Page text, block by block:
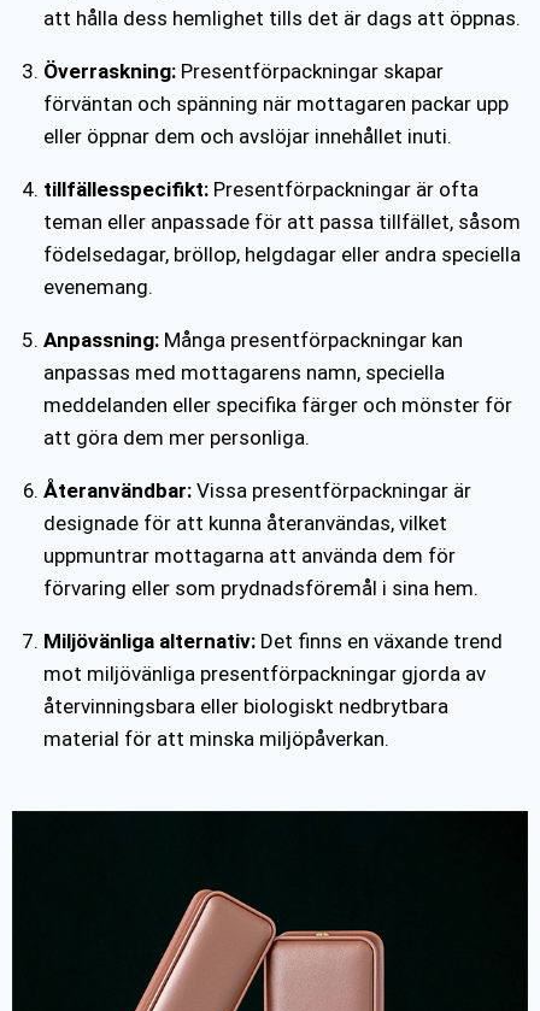
att hålla dess hemlighet tills det är dags att öppnas.
Överraskning:Presentförpackningar skapar
förväntan och spänning när mottagaren packar upp
eller öppnar dem och avslöjar innehållet inuti.
tillfällesspecifikt:Presentförpackningar är ofta
teman eller anpassade för att passa tillfället, såsom
födelsedagar, bröllop, helgdagar eller andra speciella
evenemang.
Anpassning:Många presentförpackningar kan
anpassas med mottagarens namn, speciella
meddelanden eller specifika färger och mönster för
att göra dem mer personliga.
Återanvändbar:Vissa presentförpackningar är
designade för att kunna återanvändas, vilket
uppmuntrar mottagarna att använda dem för
förvaring eller som prydnadsföremål i sina hem.
Miljövänliga alternativ:Det finns en växande trend
mot miljövänliga presentförpackningar gjorda av
återvinningsbara eller biologiskt nedbrytbara
material för att minska miljöpåverkan.